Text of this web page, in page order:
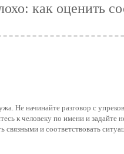
как оценить
Не начинайте разговор с
к человеку по имени и задайте
и соответствовать